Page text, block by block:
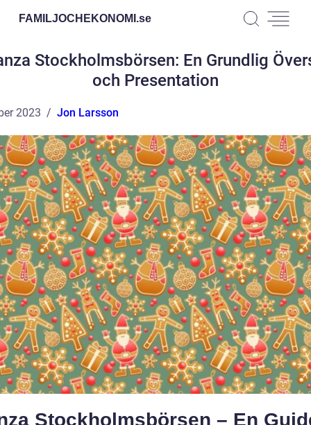
FAMILJOCHEKONOMI.se
Stockholmsbörsen: En Grundlig
och Presentation
2023 Jon Larsson
Stockholmsbörsen – En